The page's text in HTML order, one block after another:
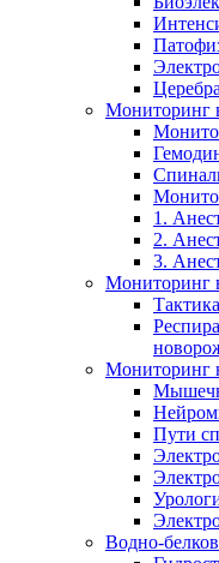
Мониторинг
1.
2.
3.
Мониторинг
Мониторинг
Пути
Водно-